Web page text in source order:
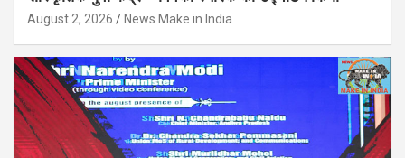
August 2, 2026 News Make in India